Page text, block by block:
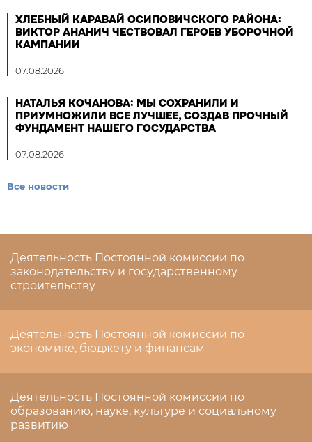
ХЛЕБНЫЙ КАРАВАЙ ОСИПОВИЧСКОГО РАЙОНА:
ВИКТОР АНАНИЧ ЧЕСТВОВАЛ ГЕРОЕВ УБОРОЧНОЙ
КАМПАНИИ
07.08.2026
НАТАЛЬЯ КОЧАНОВА: МЫ СОХРАНИЛИ И
ПРИУМНОЖИЛИ ВСЕ ЛУЧШЕЕ, СОЗДАВ ПРОЧНЫЙ
ФУНДАМЕНТ НАШЕГО ГОСУДАРСТВА
07.08.2026
Все новости
Деятельность Постоянной комиссии по
законодательству и государственному
строительству
Деятельность Постоянной комиссии по
экономике, бюджету и финансам
Деятельность Постоянной комиссии по
образованию, науке, культуре и социальному
развитию